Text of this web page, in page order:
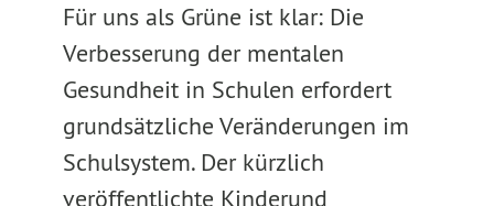
Für uns als Grüne ist klar: Die
Verbesserung der mentalen
Gesundheit in Schulen erfordert
grundsätzliche Veränderungen im
Schulsystem. Der kürzlich
veröffentlichte Kinderund